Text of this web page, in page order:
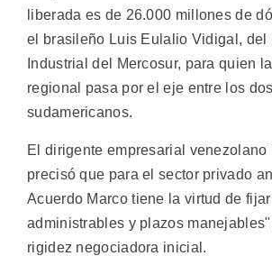
liberada es de 26.000 millones de
el brasileño Luis Eulalio Vidigal, del
Industrial del Mercosur, para quien
regional pasa por el eje entre los
sudamericanos.
El dirigente empresarial venezolano
precisó que para el sector privado
Acuerdo Marco tiene la virtud de
administrables y plazos
rigidez negociadora inicial.